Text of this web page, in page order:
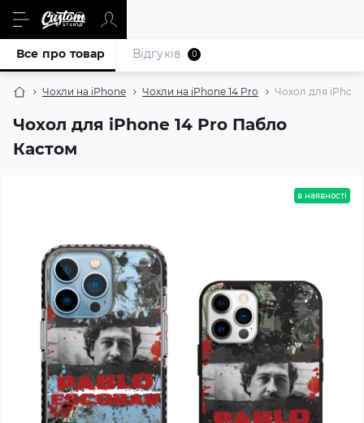
Чохли на iPhone Чохли на iPhone 14 Pro Чохол для
Чохол для iPhone 14 Pro Пабло
Кастом
Все про товар Відгуків 0
в наявності